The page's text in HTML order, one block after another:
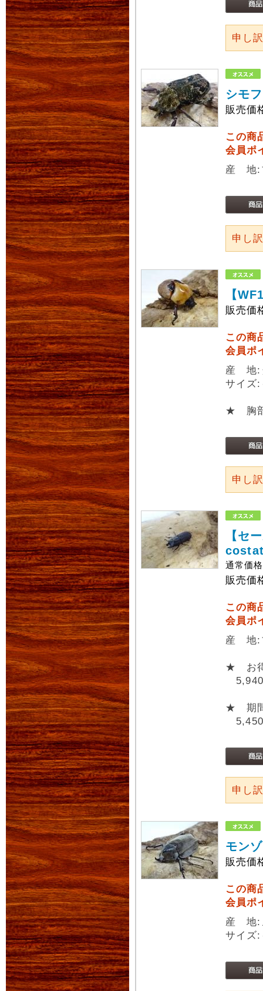
申し
シモ
販売価
この商
会員ポ
産 地:
申し
【
販売価
この商
会員ポ
産 地:
サイ
★ 胸部
申し
【セ
通常価
販売価
この商
会員ポ
産 地:
★ お
★ 期
申し
モン
販売価
この商
会員ポ
産 地:
サイ